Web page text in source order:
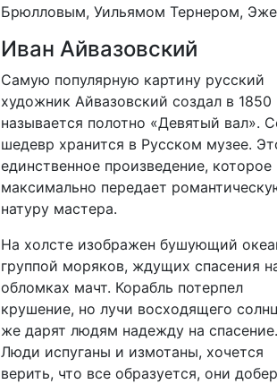
Брюлловым, Уильямом Тернером,
Иван Айвазовский
Самую популярную картину русский
художник Айвазовский создал в 1850
называется полотно «Девятый вал».
шедевр хранится в Русском музее.
единственное произведение, которое
максимально передает
натуру мастера.
На холсте изображен бушующий
группой моряков, ждущих спасения
обломках мачт. Корабль потерпел
крушение, но лучи восходящего
же дарят людям надежду на спасение.
Люди испуганы и измотаны, хочется
верить, что все образуется, они